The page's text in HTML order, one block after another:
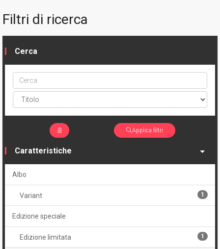
Filtri di ricerca
Cerca
Cerca
ptype
Applica filtri
Caratteristiche
Albo
Variant 1
Edizione speciale
Edizione limitata 1